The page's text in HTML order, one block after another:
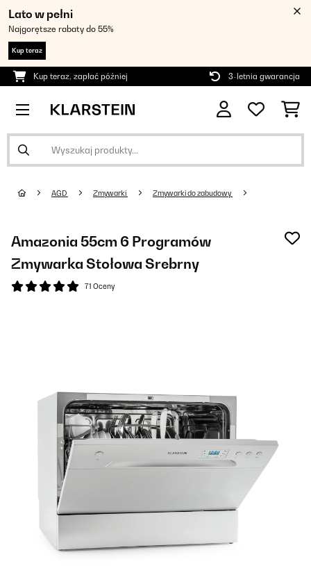
Lato w pełni
Najgorętsze rabaty do 55%
Kup teraz
Kup teraz, zapłać później 3-letnia gwarancja
AGD Zmywarki Zmywarki do zabudowy
Amazonia 55cm 6 Programów
Zmywarka Stołowa Srebrny
71 Oceny